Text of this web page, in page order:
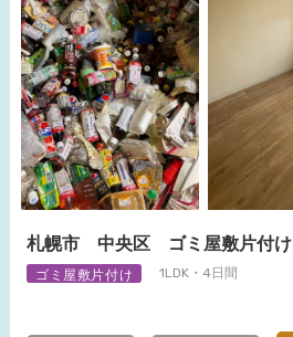
札幌市 中央区 ゴミ屋敷片付け
ゴミ屋敷片付け 1LDK・4日間